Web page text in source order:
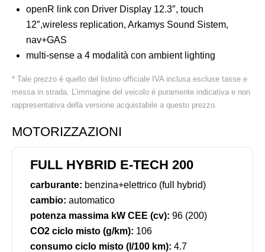
openR link con Driver Display 12.3″, touch
12″,wireless replication, Arkamys Sound Sistem,
nav+GAS
multi-sense a 4 modalità con ambient lighting
* Tale prezzo è quello del listino ufficiale IVA inclusa escluse tasse e
messa in strada. L’immagine del veicolo è puramente indicativa e non
rappresentativa della versione acquistabile a questo prezzo.
MOTORIZZAZIONI
FULL HYBRID E-TECH 200
carburante: benzina+elettrico (full hybrid)
cambio: automatico
potenza massima kW CEE (cv): 96 (200)
CO2 ciclo misto (g/km): 106
consumo ciclo misto (l/100 km): 4.7